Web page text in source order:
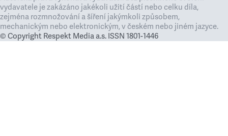
vydavatele je zakázáno jakékoli užití částí nebo celku díla,
zejména rozmnožování a šíření jakýmkoli způsobem,
mechanickým nebo elektronickým, v českém nebo jiném jazyce.
© Copyright Respekt Media a.s. ISSN 1801-1446